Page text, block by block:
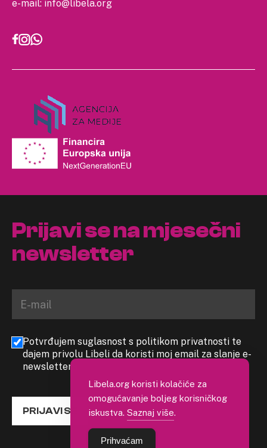
e-mail: info@libela.org
Prijavi se na mjesečni
newsletter
Potvrđujem suglasnost s politikom privatnosti te
dajem privolu Libeli da koristi moj email za slanje e-
newslettera
PRIJAVI SE
Libela.org koristi kolačiće za
omogućavanje boljeg korisničkog
iskustva. Saznaj više.
Prihvaćam